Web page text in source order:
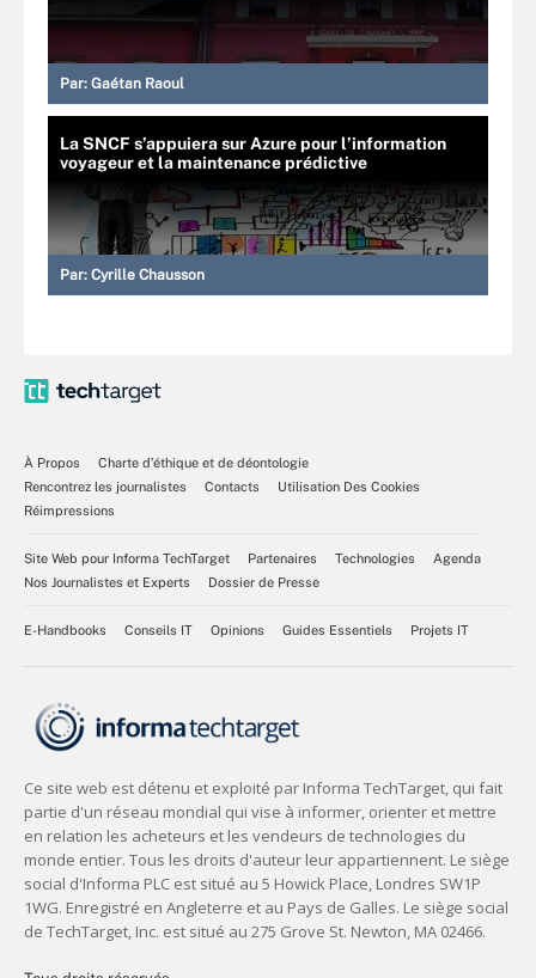
Par: Gaétan Raoul
La SNCF s’appuiera sur Azure pour l’information
voyageur et la maintenance prédictive
Par: Cyrille Chausson
À Propos
Charte d’éthique et de déontologie
Rencontrez les journalistes
Contacts
Utilisation Des Cookies
Réimpressions
Site Web pour Informa TechTarget Partenaires Technologies
Agenda
Nos Journalistes et Experts
Dossier de Presse
E-Handbooks Conseils IT Opinions Guides Essentiels Projets IT